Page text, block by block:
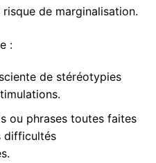
de marginalisation.
:
de stéréotypies
ou phrases toutes faites
difficultés